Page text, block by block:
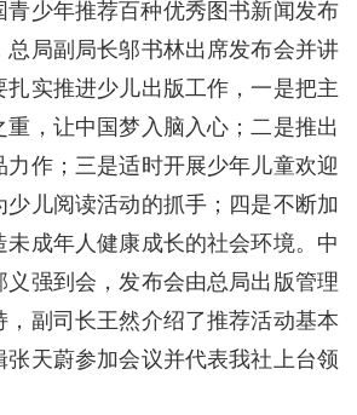
青少年推荐百种优秀图书新闻发布
总局副局长邬书林出席发布会并讲
扎实推进少儿出版工作，一是把主
重，让中国梦入脑入心；二是推出
力作；三是适时开展少年儿童欢迎
少儿阅读活动的抓手；四是不断加
未成年人健康成长的社会环境。中
义强到会，发布会由总局出版管理
，副司长王然介绍了推荐活动基本
张天蔚参加会议并代表我社上台领